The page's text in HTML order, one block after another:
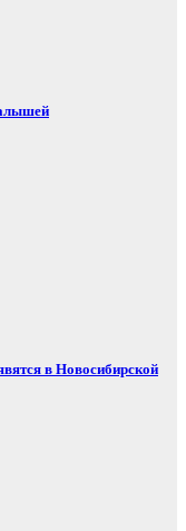
в Новосибирской